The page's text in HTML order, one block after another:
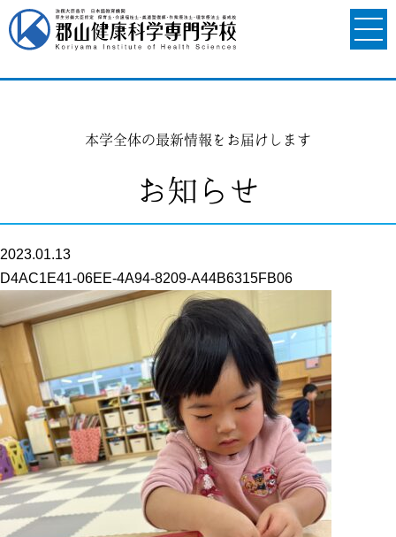
本学全体の最新情報をお届けします
お知らせ
2023.01.13
D4AC1E41-06EE-4A94-8209-A44B6315FB06